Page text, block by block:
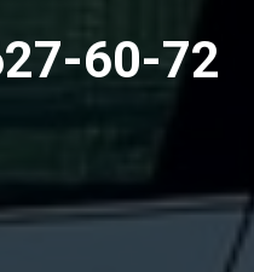
60-72